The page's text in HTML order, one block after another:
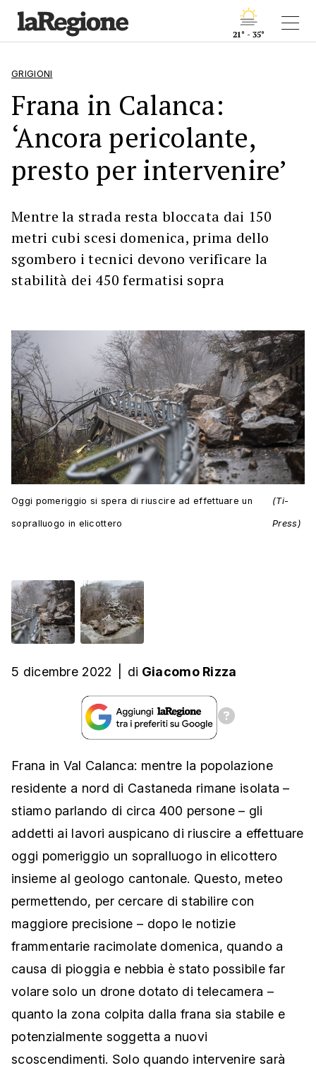
21° - 35°
GRIGIONI
Frana in Calanca:
‘Ancora pericolante,
presto per intervenire’
Mentre la strada resta bloccata dai 150
metri cubi scesi domenica, prima dello
sgombero i tecnici devono verificare la
stabilità dei 450 fermatisi sopra
Oggi pomeriggio si spera di riuscire ad effettuare un
sopralluogo in elicottero
(Ti-
Press)
5 dicembre 2022 di Giacomo Rizza
Frana in Val Calanca: mentre la popolazione
residente a nord di Castaneda rimane isolata –
stiamo parlando di circa 400 persone – gli
addetti ai lavori auspicano di riuscire a effettuare
oggi pomeriggio un sopralluogo in elicottero
insieme al geologo cantonale. Questo, meteo
permettendo, per cercare di stabilire con
maggiore precisione – dopo le notizie
frammentarie racimolate domenica, quando a
causa di pioggia e nebbia è stato possibile far
volare solo un drone dotato di telecamera –
quanto la zona colpita dalla frana sia stabile e
potenzialmente soggetta a nuovi
scoscendimenti. Solo quando intervenire sarà